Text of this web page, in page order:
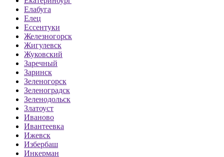
Елабуга
Елец
Ессентуки
Железногорск
Жигулевск
Жуковский
Заречный
Заринск
Зеленогорск
Зеленоградск
Зеленодольск
Златоуст
Иваново
Ивантеевка
Ижевск
Избербаш
Инкерман